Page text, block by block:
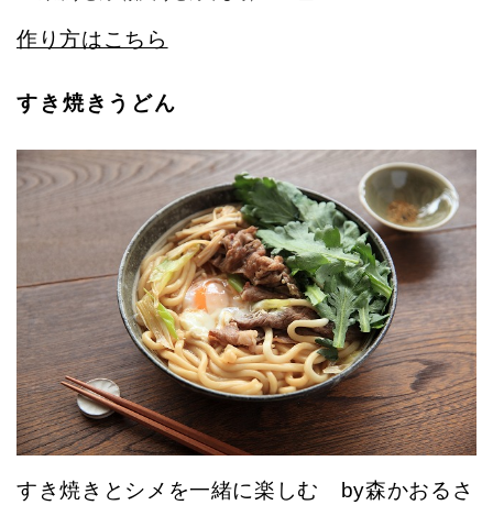
作り方はこちら
すき焼きうどん
すき焼きとシメを一緒に楽しむ by森かおるさ